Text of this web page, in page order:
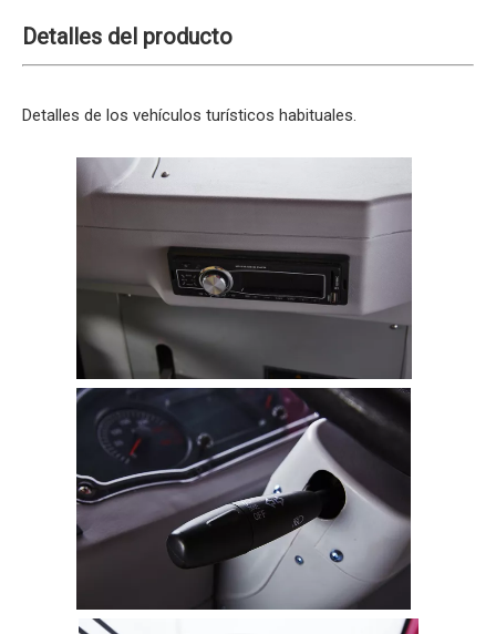
Detalles del producto
Detalles de los vehículos turísticos habituales.